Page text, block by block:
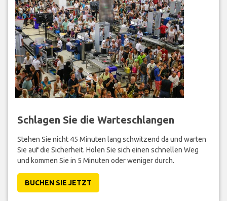
Schlagen Sie die Warteschlangen
Stehen Sie nicht 45 Minuten lang schwitzend da und warten
Sie auf die Sicherheit. Holen Sie sich einen schnellen Weg
und kommen Sie in 5 Minuten oder weniger durch.
BUCHEN SIE JETZT